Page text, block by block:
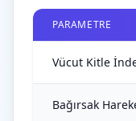
PARAMETRE
Vücut Kitle
Bağırsak